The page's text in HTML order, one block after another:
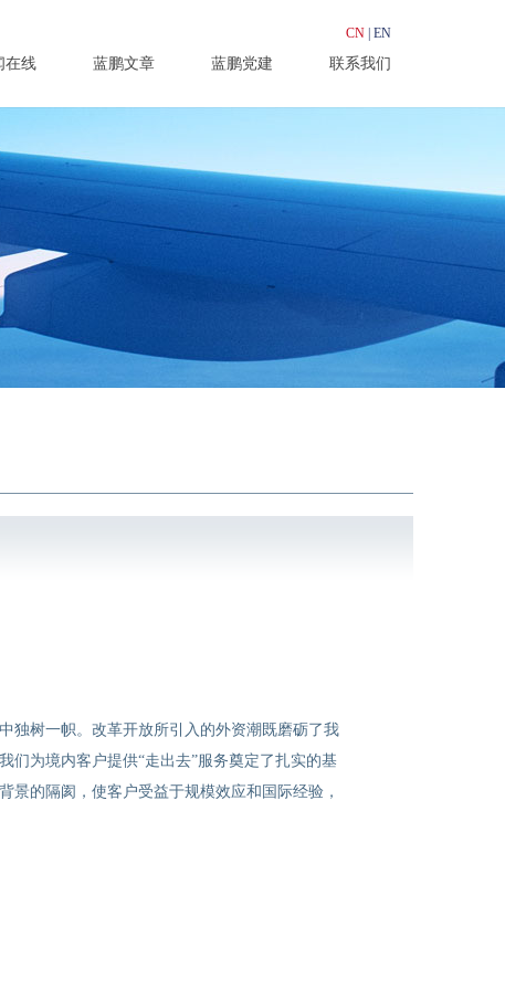
CN EN
在线 蓝鹏文章 蓝鹏党建 联系我们
独树一帜。改革开放所引入的外资潮既磨砺了我
们为境内客户提供“走出去”服务奠定了扎实的基
景的隔阂，使客户受益于规模效应和国际经验，